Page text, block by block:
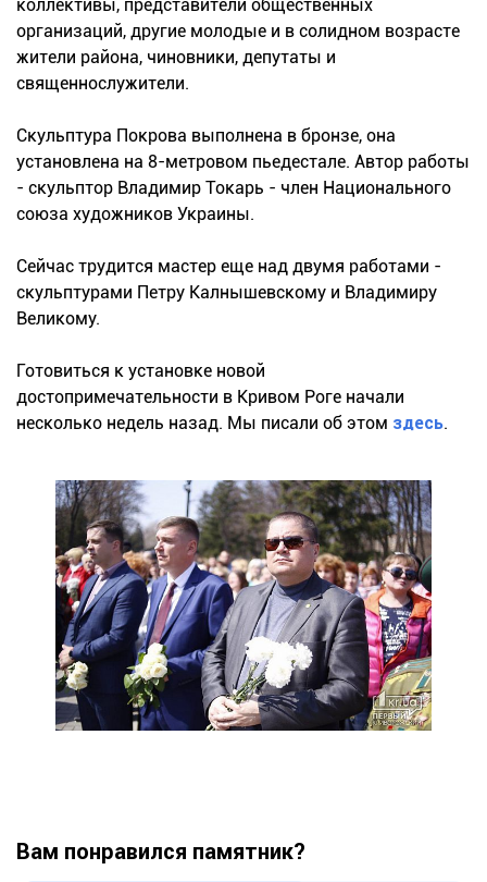
коллективы, представители общественных
организаций, другие молодые и в солидном возрасте
жители района, чиновники, депутаты и
священнослужители.
Скульптура Покрова выполнена в бронзе, она
установлена на 8-метровом пьедестале. Автор работы
- скульптор Владимир Токарь - член Национального
союза художников Украины.
Сейчас трудится мастер еще над двумя работами -
скульптурами Петру Калнышевскому и Владимиру
Великому.
Готовиться к установке новой
достопримечательности в Кривом Роге начали
несколько недель назад. Мы писали об этом здесь.
Вам понравился памятник?